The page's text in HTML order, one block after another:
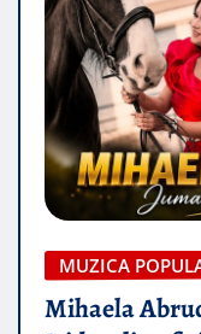
MUZICA
Mihaela